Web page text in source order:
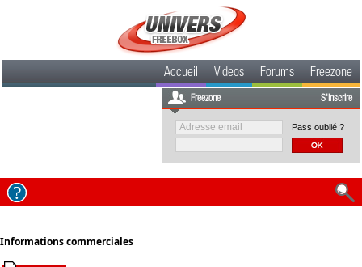
Accueil Videos Forums Freezone
Freezone S'inscrire
Pass oublié ?
Informations commerciales